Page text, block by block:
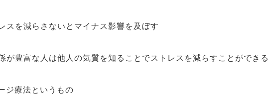
スを減らさないとマイナス影響を及ぼす
が豊富な人は他人の気質を知ることでストレスを減らすことができる
ジ療法というもの